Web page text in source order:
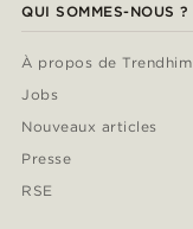
QUI SOMMES-NOUS ?
À propos de Trendhim
Jobs
Nouveaux articles
Presse
RSE